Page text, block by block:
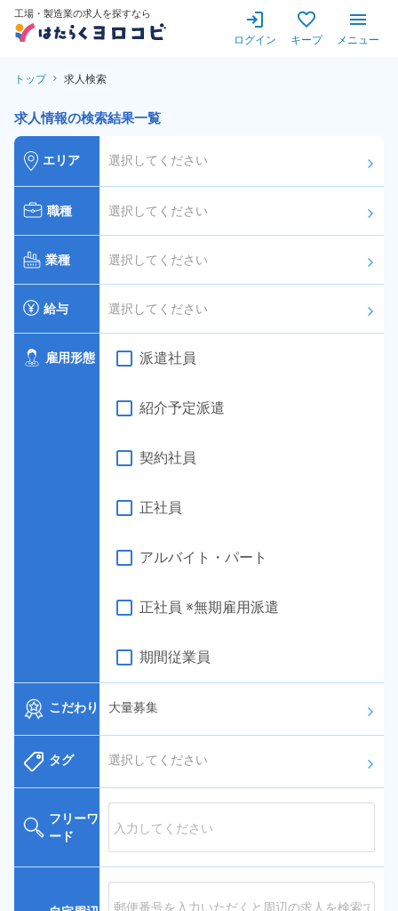
工場・製造業の求人を探すなら
ログイン キープ メニュー
トップ 求人検索
求人情報の検索結果一覧
エリア 選択してください arrow_forward_ios
職種 選択してください arrow_forward_ios
業種 選択してください arrow_forward_ios
給与 選択してください arrow_forward_ios
雇用形態 派遣社員
紹介予定派遣
契約社員
正社員
アルバイト・パート
正社員 ※無期雇用派遣
期間従業員
こだわり 大量募集 arrow_forward_ios
タグ 選択してください arrow_forward_ios
フリーワ
ード